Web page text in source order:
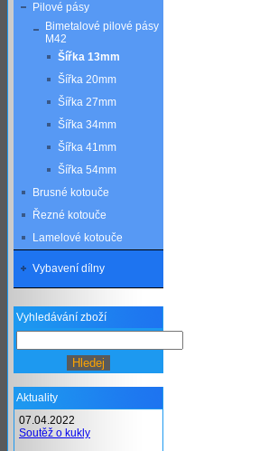
Pilové pásy
Bimetalové pilové pásy
M42
Šířka 13mm
Šířka 20mm
Šířka 27mm
Šířka 34mm
Šířka 41mm
Šířka 54mm
Brusné kotouče
Řezné kotouče
Lamelové kotouče
Vybavení dílny
Vyhledávání zboží
Aktuality
07.04.2022
Soutěž o kukly